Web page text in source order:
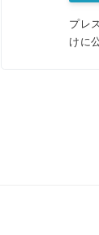
プレ
けに